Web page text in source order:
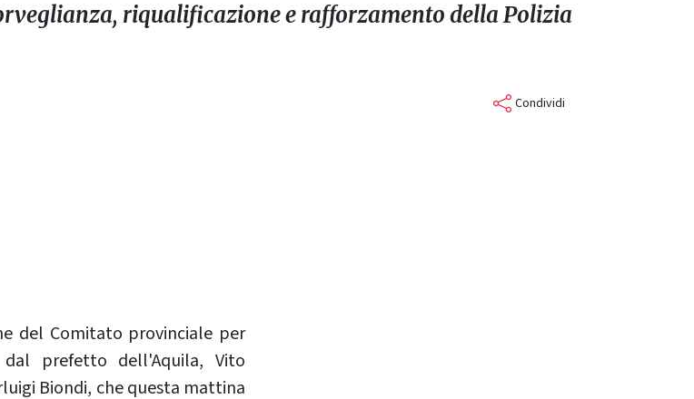
riqualificazione e rafforzamento della Polizia
Condividi
del Comitato provinciale per
prefetto dell'Aquila, Vito
Biondi, che questa mattina